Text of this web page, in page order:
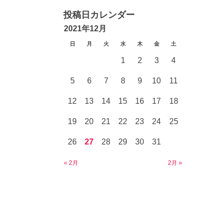
投稿日カレンダー
2021年12月
日 月 火 水 木 金 土
« 2月 2月 »
1 2 3 4
5 6 7 8 9 10 11
12 13 14 15 16 17 18
19 20 21 22 23 24 25
26 27 28 29 30 31